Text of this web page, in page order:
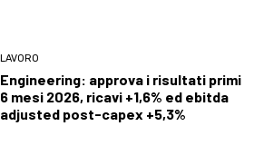
LAVORO
Engineering: approva i risultati primi
6 mesi 2026, ricavi +1,6% ed ebitda
adjusted post-capex +5,3%